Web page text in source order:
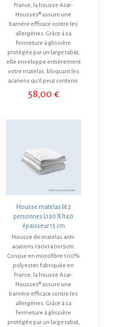
France, la housse Acar-
Housses® assure une
barrière efficace contre les
allergènes. Grâce à sa
fermeture à glissière
protégée par un large rabat,
elle enveloppe entièrement
votre matelas, bloquant les
acariens qu’il peut contenir.
58,00 €
Housse matelas lit 2
personnes L190 X l140
épaisseur 15 cm
Housse de matelas anti-
acariens 190x140x15cm.
Conçue en microfibre 100%
polyester, fabriquée en
France, la housse Acar-
Housses® assure une
barrière efficace contre les
allergènes. Grâce à sa
fermeture à glissière
protégée par un large rabat,